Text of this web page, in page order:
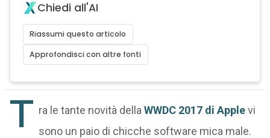
Chiedi all'AI
Riassumi questo articolo
Approfondisci con altre fonti
T ra le tante novità della WWDC 2017 di Applevi
sono un paio di chicche software mica male.